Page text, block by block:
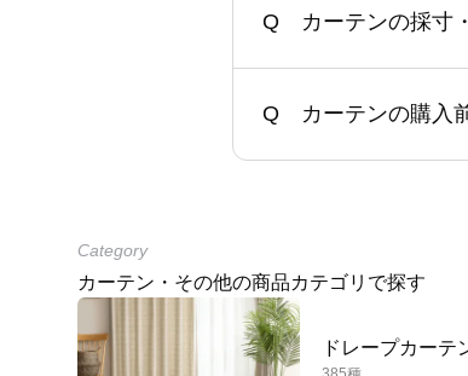
カーテンの採寸
カーテンの購入
Category
カーテン・その他の商品カテゴリで探す
ドレープカーテ